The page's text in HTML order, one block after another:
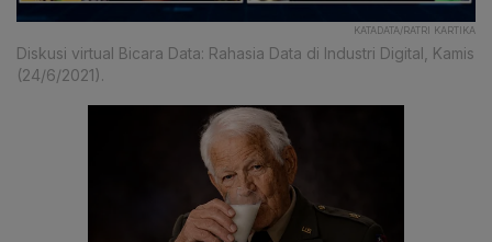
KATADATA/RATRI KARTIKA
Diskusi virtual Bicara Data: Rahasia Data di Industri Digital, Kamis
(24/6/2021).